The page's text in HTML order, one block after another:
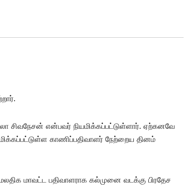
சிவநேசன் என்பவர் நியமிக்கப்பட்டுள்ளார். ஏற்கனவே
காணிப்பதிவாளர் நேற்றைய தினம்
மாவட்ட பதிவாளராக கல்முனை வடக்கு பிரதேச